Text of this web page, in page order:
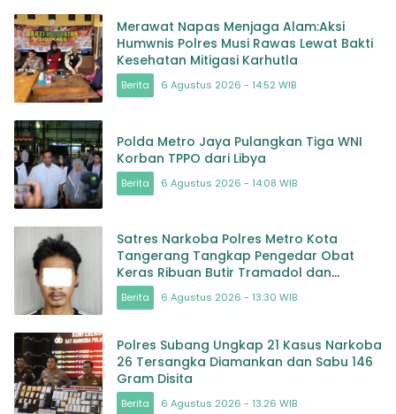
Merawat Napas Menjaga Alam:Aksi
Humwnis Polres Musi Rawas Lewat Bakti
Kesehatan Mitigasi Karhutla
Berita 6 Agustus 2026 - 14:52 WIB
Polda Metro Jaya Pulangkan Tiga WNI
Korban TPPO dari Libya
Berita 6 Agustus 2026 - 14:08 WIB
Satres Narkoba Polres Metro Kota
Tangerang Tangkap Pengedar Obat
Keras Ribuan Butir Tramadol dan
Hexymer Disita
Berita 6 Agustus 2026 - 13:30 WIB
Polres Subang Ungkap 21 Kasus Narkoba
26 Tersangka Diamankan dan Sabu 146
Gram Disita
Berita 6 Agustus 2026 - 13:26 WIB